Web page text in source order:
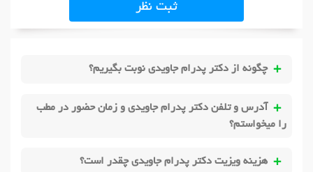
ثبت نظر
چگونه از دکتر پدرام جاویدی نوبت بگیریم؟
آدرس و تلفن دکتر پدرام جاویدی و زمان حضور در مطب
را میخواستم؟
هزینه ویزیت دکتر پدرام جاویدی چقدر است؟